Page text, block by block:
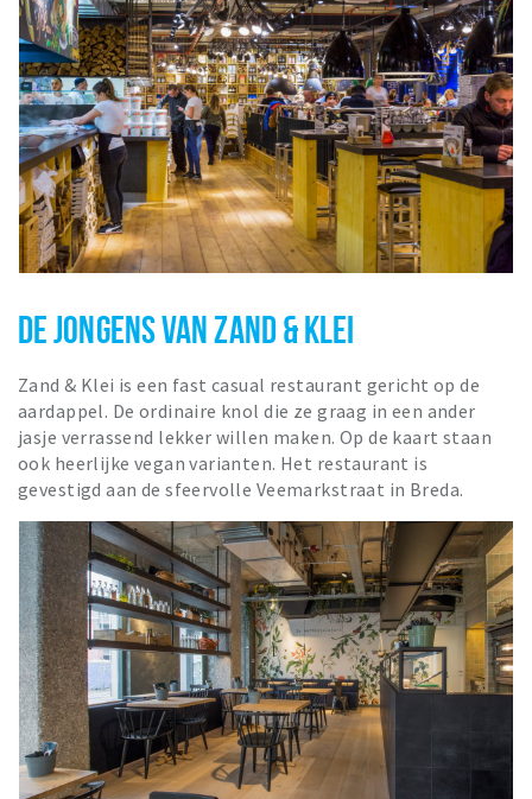
DE JONGENS VAN ZAND & KLEI
Zand & Klei is een fast casual restaurant gericht op de
aardappel. De ordinaire knol die ze graag in een ander
jasje verrassend lekker willen maken. Op de kaart staan
ook heerlijke vegan varianten. Het restaurant is
gevestigd aan de sfeervolle Veemarkstraat in Breda.